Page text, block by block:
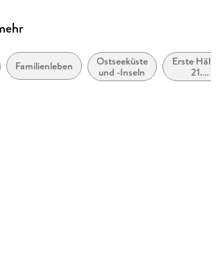
besten Familien vor, 6
Familienleben
Ostseeküste
und -Inseln
Erste
21.